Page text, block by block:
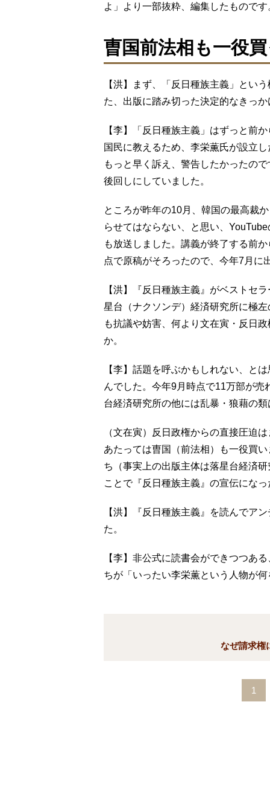
よ」より一部抜粋、編集したものです
曺国前法相も一役
【洪】まず、「反日種族主義」とい
た、出版に踏み切った決定的なきっ
【李】「反日種族主義」はずっと前
国民に教えるため、李栄薫氏が設立
もっと早く訴え、警告したかったの
後回しにしていました。
ところが昨年の10月、韓国の最高裁
らせてはならない、と思い、
も放送しました。講義が終了する前
点で原稿がそろったので、今年7月に
【洪】『反日種族主義』がベストセ
星台（ナクソンデ）経済研究所に極
も抗議や妨害、何より文在寅・反日
か。
【李】話題を呼ぶかもしれない、と
んでした。今年9月時点で11万部が
台経済研究所の他には乱暴・狼藉の
（文在寅）反日政権からの直接圧迫
あたっては曺国（前法相）も一役買
ち（事実上の出版主体は落星台経済
ことで『反日種族主義』の宣伝にな
【洪】『反日種族主義』を読んでア
た。
【李】非公式に読書会ができつつあ
ちが「いったい李栄薫という人物が
なぜ請求権
1